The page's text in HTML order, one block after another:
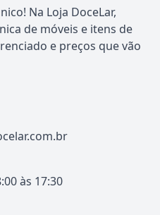
Na Loja DoceLar,
de móveis e itens de
e preços que vão
às 17:30